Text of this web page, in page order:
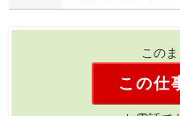
この
この仕